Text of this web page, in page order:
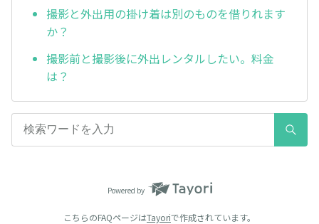
撮影と外出用の掛け着は別のものを借りれます
か？
撮影前と撮影後に外出レンタルしたい。料金
は？
Powered by
こちらのFAQページはTayoriで作成されています。